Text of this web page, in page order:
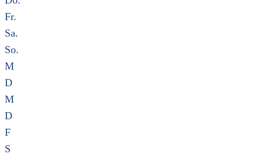
Fr.
Sa.
So.
M
D
M
D
F
S